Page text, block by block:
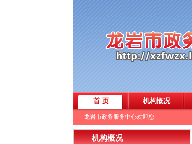
机构概况